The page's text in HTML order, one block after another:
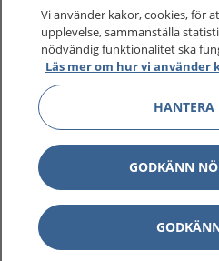
Om 1177
Kontakt
Behandling av personuppgifter
Hantering av kakor
Inställningar för kakor
Vi använder kakor, cookies, för
upplevelse, sammanställa
nödvändig funktionalitet ska
Läs mer om hur vi använder
HANTERA
GODKÄNN